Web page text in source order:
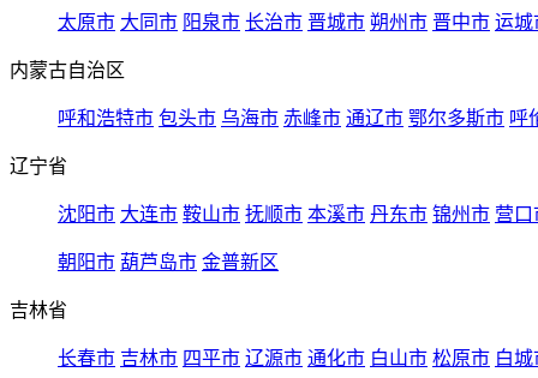
太原市 大同市 阳泉市 长治市 晋城市 朔州市 晋中市 运城
内蒙古自治区
呼和浩特市 包头市 乌海市 赤峰市 通辽市 鄂尔多斯市 呼
辽宁省
沈阳市 大连市 鞍山市 抚顺市 本溪市 丹东市 锦州市 营口
朝阳市 葫芦岛市 金普新区
吉林省
长春市 吉林市 四平市 辽源市 通化市 白山市 松原市 白城